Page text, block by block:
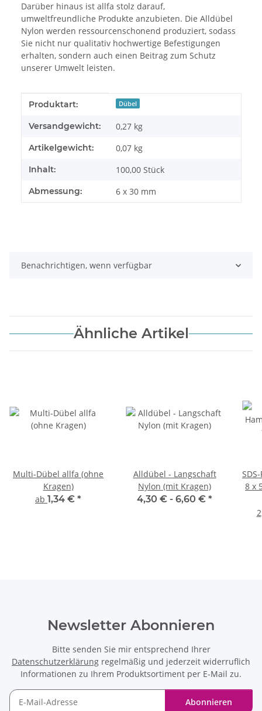
Darüber hinaus ist allfa stolz darauf,
umweltfreundliche Produkte anzubieten. Die Alldübel
Nylon werden ressourcenschonend produziert, sodass
Sie nicht nur qualitativ hochwertige Befestigungen
erhalten, sondern auch einen Beitrag zum Schutz
unserer Umwelt leisten.
Produkteigenschaft
Wert
Produktart: Dübel
Versandgewicht: 0,27 kg
Artikelgewicht: 0,07 kg
Inhalt: 100,00 Stück
Abmessung: 6 x 30 mm
Benachrichtigen, wenn verfügbar
Ähnliche Artikel
Multi-Dübel allfa (ohne
Kragen)
ab 1,34 € *
Alldübel - Langschaft
Nylon (mit Kragen)
4,30 € - 6,60 € *
8 x
Newsletter Abonnieren
Bitte senden Sie mir entsprechend Ihrer
Datenschutzerklärung regelmäßig und jederzeit widerruflich
Informationen zu Ihrem Produktsortiment per E-Mail zu.
Abonnieren